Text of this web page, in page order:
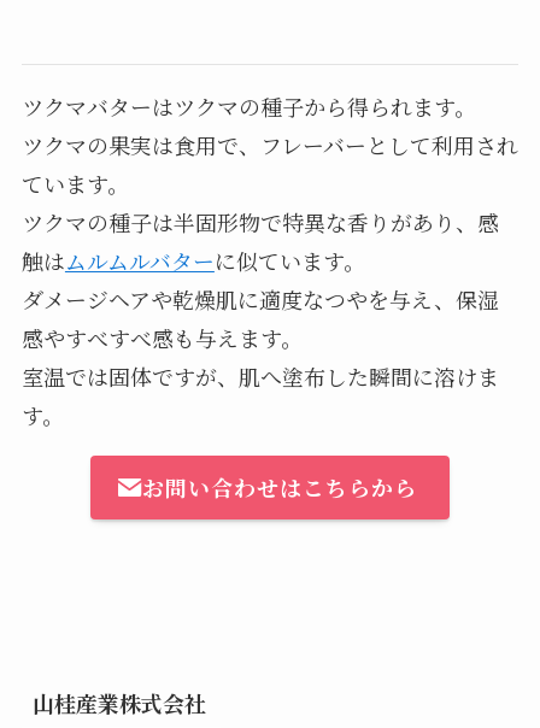
ツクマバターはツクマの種子から得られます。
ツクマの果実は食用で、フレーバーとして利用され
ています。
ツクマの種子は半固形物で特異な香りがあり、感
触はムルムルバターに似ています。
ダメージヘアや乾燥肌に適度なつやを与え、保湿
感やすべすべ感も与えます。
室温では固体ですが、肌へ塗布した瞬間に溶けま
す。
お問い合わせはこちらから
山桂産業株式会社